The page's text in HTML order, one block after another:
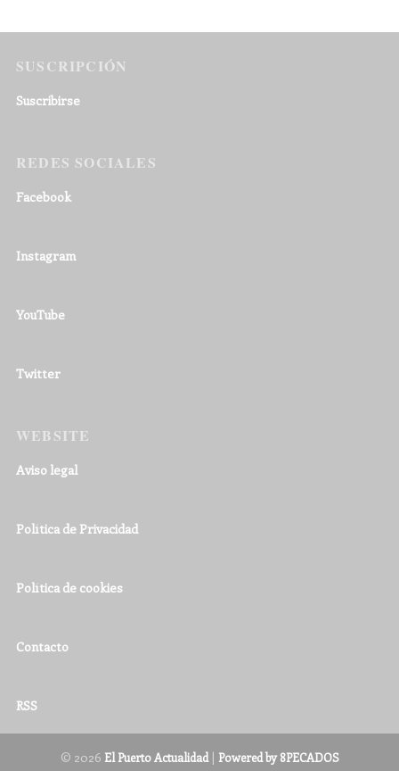
SUSCRIPCIÓN
Suscribirse
REDES SOCIALES
Facebook
Instagram
YouTube
Twitter
WEBSITE
Aviso legal
Política de Privacidad
Política de cookies
Contacto
RSS
© 2026 El Puerto Actualidad| Powered by 8PECADOS